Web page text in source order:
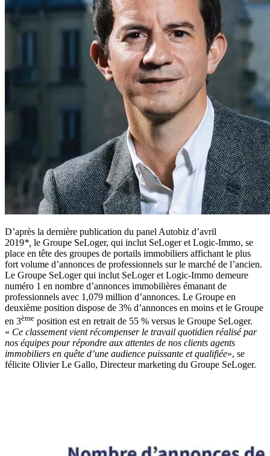
D’après la dernière publication du panel Autobiz d’avril
2019*, le Groupe SeLoger, qui inclut SeLoger et Logic-Immo, se
place en tête des groupes de portails immobiliers affichant le plus
fort volume d’annonces de professionnels sur le marché de l’ancien.
Le Groupe SeLoger qui inclut SeLoger et Logic-Immo demeure
numéro 1 en nombre d’annonces immobilières émanant de
professionnels avec 1,079 million d’annonces. Le Groupe en
deuxième position dispose de 3% d’annonces en moins et le Groupe
en 3ème position est en retrait de 55 % versus le Groupe SeLoger.
« Ce classement vient récompenser le travail quotidien réalisé par
nos équipes pour répondre aux attentes de nos clients agents
immobiliers en quête d’une audience puissante et qualifiée», se
félicite Olivier Le Gallo, Directeur marketing du Groupe SeLoger.